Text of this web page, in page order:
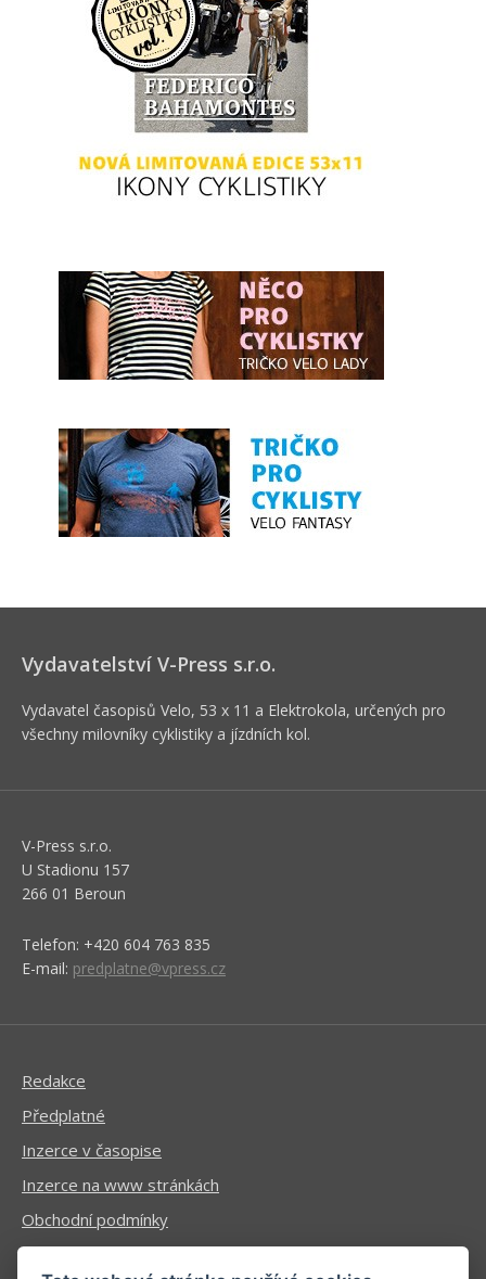
Vydavatelství V-Press s.r.o.
Vydavatel časopisů Velo, 53 x 11 a Elektrokola, určených pro
všechny milovníky cyklistiky a jízdních kol.
V-Press s.r.o.
U Stadionu 157
266 01 Beroun
Telefon: +420 604 763 835
E-mail: predplatne@vpress.cz
Redakce
Předplatné
Inzerce v časopise
Inzerce na www stránkách
Obchodní podmínky
Ochrana osobních údajů